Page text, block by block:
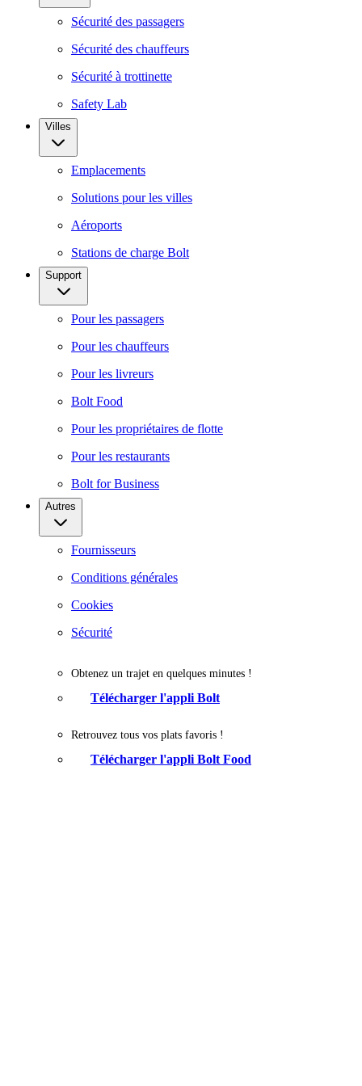
Sécurité des passagers
Sécurité des chauffeurs
Sécurité à trottinette
Safety Lab
Villes
Emplacements
Solutions pour les villes
Aéroports
Stations de charge Bolt
Support
Pour les passagers
Pour les chauffeurs
Pour les livreurs
Bolt Food
Pour les propriétaires de flotte
Pour les restaurants
Bolt for Business
Autres
Fournisseurs
Conditions générales
Cookies
Sécurité
Obtenez un trajet en quelques minutes !
Télécharger l'appli Bolt
Retrouvez tous vos plats favoris !
Télécharger l'appli Bolt Food